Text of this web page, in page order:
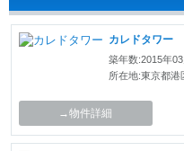
カレドタワー
築年数:2015年
所在地:東京都港
→物件詳細